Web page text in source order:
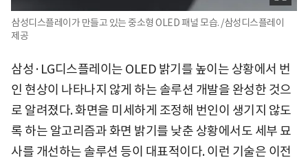
삼성디스플레이가 만들고 있는 중소형 OLED 패널 모습. /삼성디스플레이
제공
삼성·LG디스플레이는 OLED 밝기를 높이는 상황에서 번
인 현상이 나타나지 않게 하는 솔루션 개발을 완성한 것으
로 알려졌다. 화면을 미세하게 조정해 번인이 생기지 않도
록 하는 알고리즘과 화면 밝기를 낮춘 상황에서도 세부 묘
사를 개선하는 솔루션 등이 대표적이다. 이런 기술은 이전